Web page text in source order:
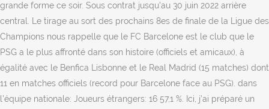
grande forme ce soir. Sous contrat jusqu'au 30 juin 2022 arrière
central. Le tirage au sort des prochains 8es de finale de la Ligue des
Champions nous rappelle que le FC Barcelone est le club que le
PSG a le plus affronté dans son histoire (officiels et amicaux), à
égalité avec le Benfica Lisbonne et le Real Madrid (15 matches) dont
11 en matches officiels (record pour Barcelone face au PSG). dans
l'équipe nationale: Joueurs étrangers: 16 57,1 %. Ici, j’ai préparé un